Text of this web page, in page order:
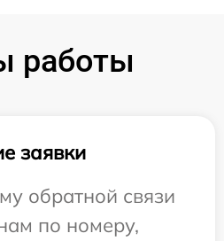
работы
заявки
обратной связи
по номеру,